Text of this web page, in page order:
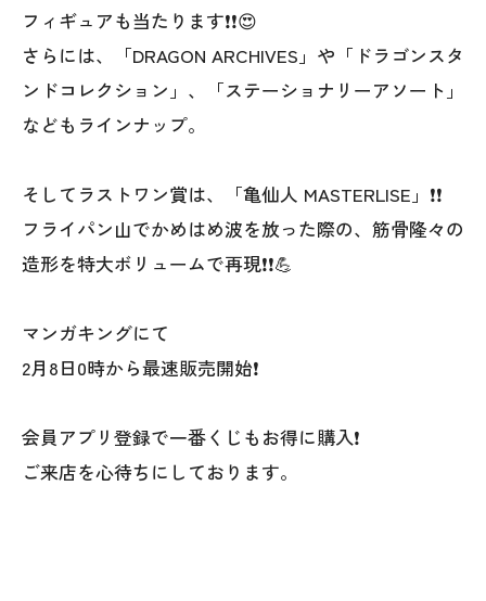
フィギュアも当たります❗❗😍
さらには、「DRAGON ARCHIVES」や「ドラゴンスタ
ンドコレクション」、「ステーショナリーアソート」
などもラインナップ。
そしてラストワン賞は、「亀仙人 MASTERLISE」❗❗
フライパン山でかめはめ波を放った際の、筋骨隆々の
造形を特大ボリュームで再現❗❗💪
マンガキングにて
2月8日0時から最速販売開始❗
会員アプリ登録で一番くじもお得に購入❗
ご来店を心待ちにしております。